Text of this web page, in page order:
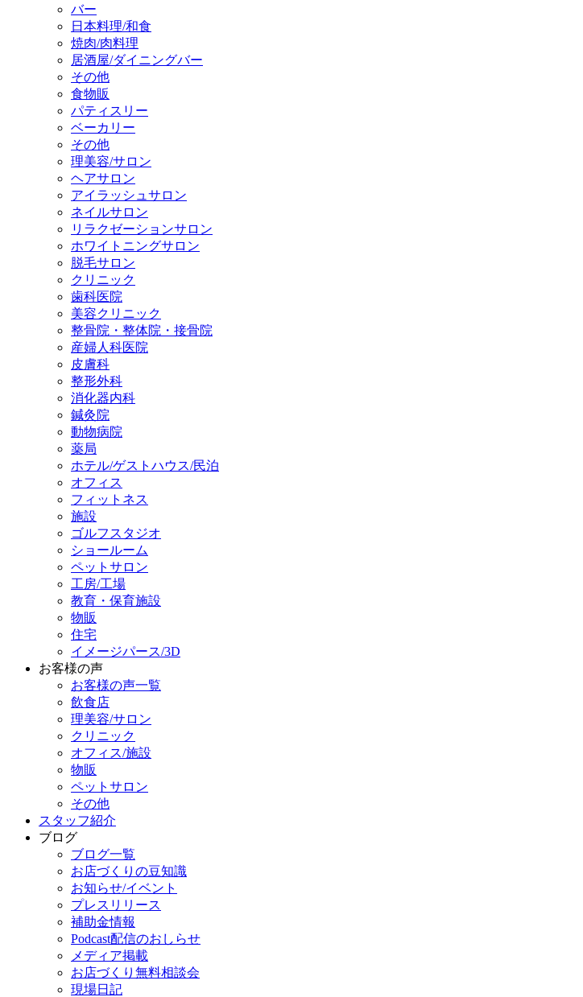
バー
日本料理/和食
焼肉/肉料理
居酒屋/ダイニングバー
その他
食物販
パティスリー
ベーカリー
その他
理美容/サロン
ヘアサロン
アイラッシュサロン
ネイルサロン
リラクゼーションサロン
ホワイトニングサロン
脱毛サロン
クリニック
歯科医院
美容クリニック
整骨院・整体院・接骨院
産婦人科医院
皮膚科
整形外科
消化器内科
鍼灸院
動物病院
薬局
ホテル/ゲストハウス/民泊
オフィス
フィットネス
施設
ゴルフスタジオ
ショールーム
ペットサロン
工房/工場
教育・保育施設
物販
住宅
イメージパース/3D
お客様の声
お客様の声一覧
飲食店
理美容/サロン
クリニック
オフィス/施設
物販
ペットサロン
その他
スタッフ紹介
ブログ
ブログ一覧
お店づくりの豆知識
お知らせ/イベント
プレスリリース
補助金情報
Podcast配信のおしらせ
メディア掲載
お店づくり無料相談会
現場日記